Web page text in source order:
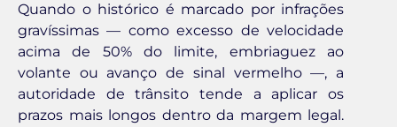
Quando o histórico é marcado por infrações
gravíssimas — como excesso de velocidade
acima de 50% do limite, embriaguez ao
volante ou avanço de sinal vermelho —, a
autoridade de trânsito tende a aplicar os
prazos mais longos dentro da margem legal.